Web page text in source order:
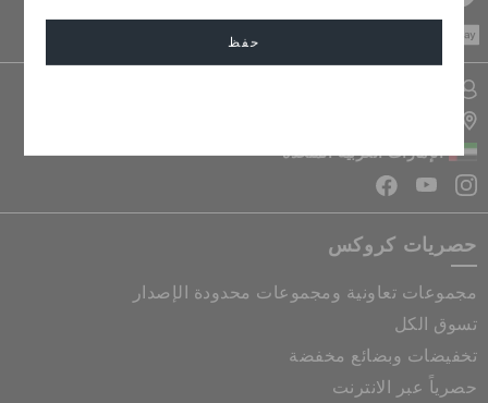
حفظ
الإمارات العربية المتحدة
حصريات كروكس
مجموعات تعاونية ومجموعات محدودة الإصدار
تسوق الكل
تخفيضات وبضائع مخفضة
حصرياً عبر الانترنت